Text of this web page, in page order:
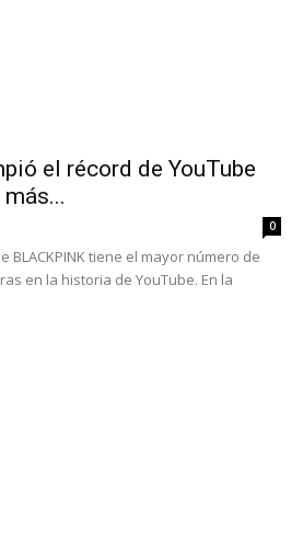
el récord de YouTube
0
BLACKPINK tiene el mayor número de
en la historia de YouTube. En la